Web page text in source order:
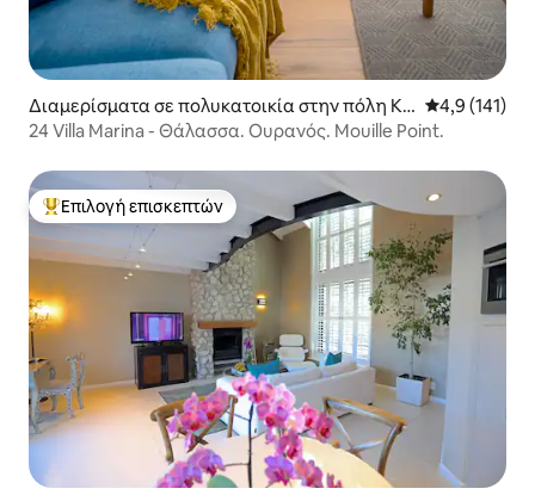
Διαμερίσματα σε πολυκατοικία στην πόλη Κέ
ιπ Τάουν
Μέση
4,9 (141)
24 Villa Marina - Θάλασσα. Ουρανός. Mouille Point.
Κορυφαία επιλογή επισκεπτών
Επιλογή επισκεπτών